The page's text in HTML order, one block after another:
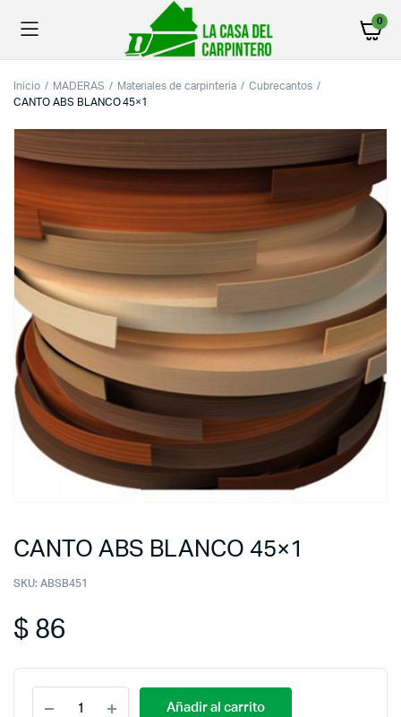
0
Inicio MADERAS Materiales de carpinteria
Cubrecantos
CANTO ABS BLANCO 45×1
CANTO ABS BLANCO 45×1
SKU: ABSB451
$86
Añadir al carrito